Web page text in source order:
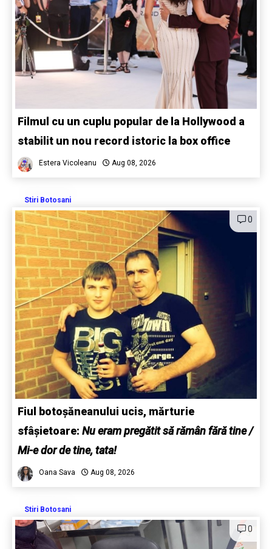
Filmul cu un cuplu popular de la Hollywood a
stabilit un nou record istoric la box office
Estera Vicoleanu Aug 08, 2026
Stiri Botosani
0
Fiul botoșăneanului ucis, mărturie
sfâșietoare: Nu eram pregătit să rămân fără tine /
Mi-e dor de tine, tata!
Oana Sava Aug 08, 2026
Stiri Botosani
0